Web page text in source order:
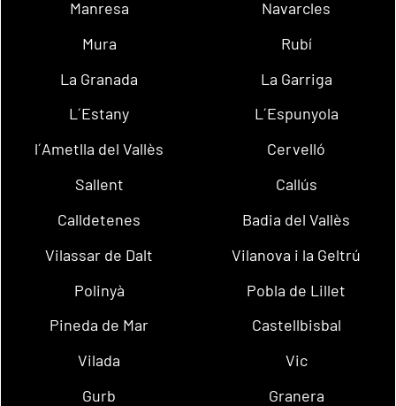
Manresa
Navarcles
Mura
Rubí
La Granada
La Garriga
L´Estany
L´Espunyola
l´Ametlla del Vallès
Cervelló
Sallent
Callús
Calldetenes
Badia del Vallès
Vilassar de Dalt
Vilanova i la Geltrú
Polinyà
Pobla de Lillet
Pineda de Mar
Castellbisbal
Vilada
Vic
Gurb
Granera